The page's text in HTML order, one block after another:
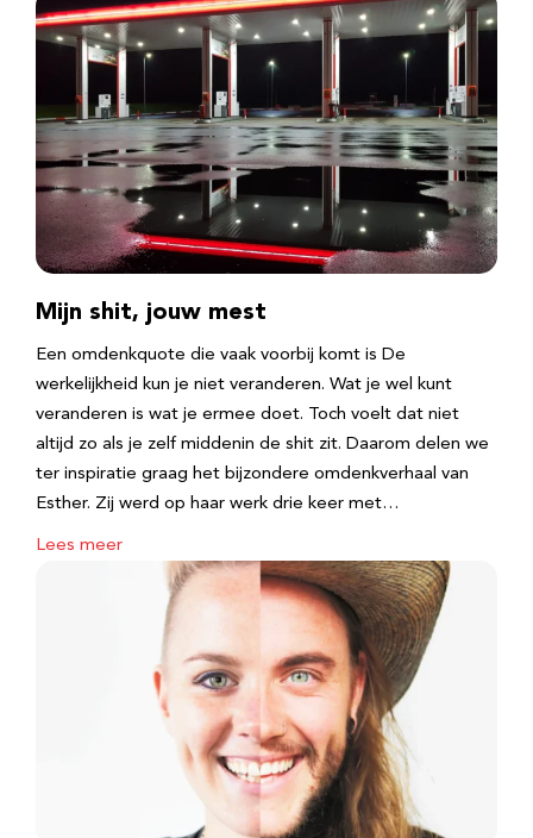
Mijn shit, jouw mest
Een omdenkquote die vaak voorbij komt is De
werkelijkheid kun je niet veranderen. Wat je wel kunt
veranderen is wat je ermee doet. Toch voelt dat niet
altijd zo als je zelf middenin de shit zit. Daarom delen we
ter inspiratie graag het bijzondere omdenkverhaal van
Esther. Zij werd op haar werk drie keer met…
Lees meer